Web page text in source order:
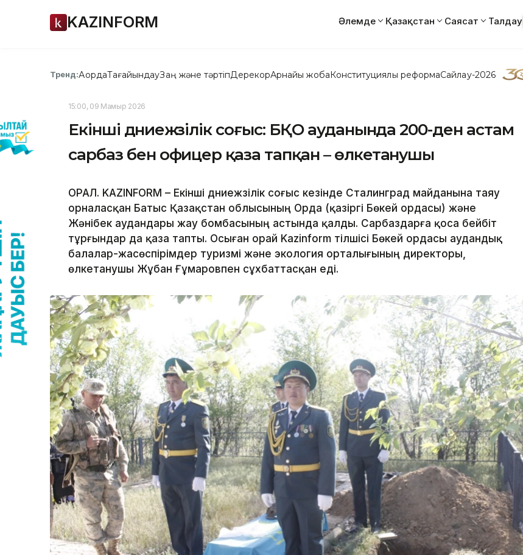
KAZINFORM Әлемде Қазақстан Саясат Талдау
Тренд:АқордаТағайындауЗаң және тәртіпДерекқорАрнайы жобаКонституциялық реформаСайлау-2026
15:00, 09 Мамыр 2026
Екінші дүниежүзілік соғыс: БҚО ауданында 200-ден астам
сарбаз бен офицер қаза тапқан – өлкетанушы
ОРАЛ. KAZINFORM – Екінші дүниежүзілік соғыс кезінде Сталинград майданына таяу
орналасқан Батыс Қазақстан облысының Орда (қазіргі Бөкей ордасы) және
Жәнібек аудандары жау бомбасының астында қалды. Сарбаздарға қоса бейбіт
тұрғындар да қаза тапты. Осыған орай Kazinform тілшісі Бөкей ордасы аудандық
балалар-жасөспірімдер туризмі және экология орталығының директоры,
өлкетанушы Жұбан Ғұмаровпен сұхбаттасқан еді.